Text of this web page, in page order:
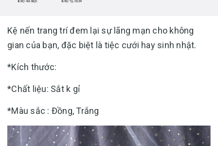
Kệ nến trang trí đem lại sự lãng mạn cho không
gian của bạn, đặc biệt là tiệc cưới hay sinh nhật.
*Kích thước:
*Chất liệu: Sắt k gỉ
*Màu sắc : Đồng, Trắng